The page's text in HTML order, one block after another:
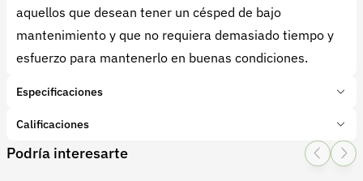
aquellos que desean tener un césped de bajo
mantenimiento y que no requiera demasiado tiempo y
esfuerzo para mantenerlo en buenas condiciones.
Especificaciones
Marca:
Impulsemillas
Tipo de producto:Insumo
Calificaciones
1 Star
2 Star
3 Star4 Star
Podría interesarte